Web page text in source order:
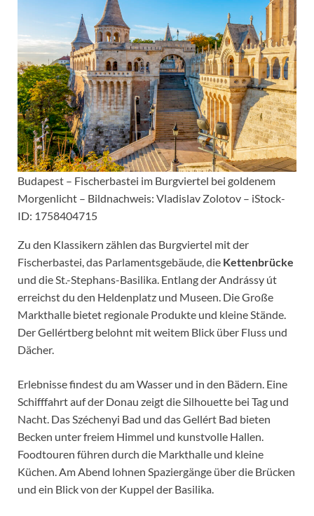
Budapest – Fischerbastei im Burgviertel bei goldenem
Morgenlicht – Bildnachweis: Vladislav Zolotov – iStock-
ID: 1758404715
Zu den Klassikern zählen das Burgviertel mit der
Fischerbastei, das Parlamentsgebäude, die Kettenbrücke
und die St.-Stephans-Basilika. Entlang der Andrássy út
erreichst du den Heldenplatz und Museen. Die Große
Markthalle bietet regionale Produkte und kleine Stände.
Der Gellértberg belohnt mit weitem Blick über Fluss und
Dächer.
Erlebnisse findest du am Wasser und in den Bädern. Eine
Schifffahrt auf der Donau zeigt die Silhouette bei Tag und
Nacht. Das Széchenyi Bad und das Gellért Bad bieten
Becken unter freiem Himmel und kunstvolle Hallen.
Foodtouren führen durch die Markthalle und kleine
Küchen. Am Abend lohnen Spaziergänge über die Brücken
und ein Blick von der Kuppel der Basilika.